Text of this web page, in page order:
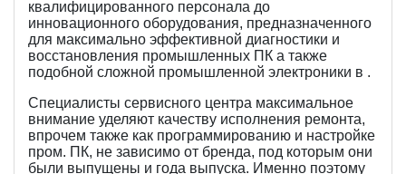
квалифицированного персонала до
инновационного оборудования, предназначенного
для максимально эффективной диагностики и
восстановления промышленных ПК а также
подобной сложной промышленной электроники в .
Специалисты сервисного центра максимальное
внимание уделяют качеству исполнения ремонта,
впрочем также как программированию и настройке
пром. ПК, не зависимо от бренда, под которым они
были выпущены и года выпуска. Именно поэтому